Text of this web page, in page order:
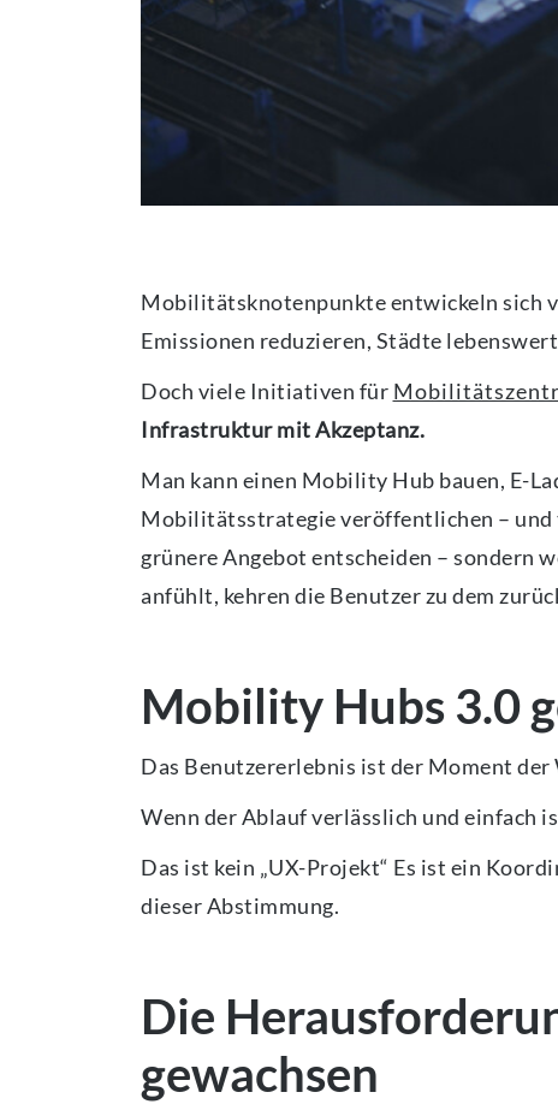
Mobilitätsknotenpunkte entwickeln sich
Emissionen reduzieren, Städte
Doch viele Initiativen für
Infrastruktur mit Akzeptanz.
Man kann einen Mobility Hub bauen, E-
Mobilitätsstrategie veröffentlichen – und
grünere Angebot entscheiden – sondern
anfühlt, kehren die Benutzer zu dem
Mobility Hubs 3.0
Das Benutzererlebnis ist der Moment
Wenn der Ablauf verlässlich und einfach
Das ist kein „UX-Projekt“ Es ist ein
dieser Abstimmung.
Die
gewachsen